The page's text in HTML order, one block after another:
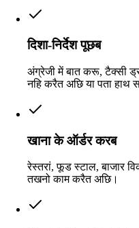
दिशा-निर्देश पूछब
अंग्रेजी में बात करू, टैक्सी
नहि करैत अछि या पता हाथ
खाना के ऑर्डर करब
रेस्तरां, फूड स्टाल, बाजार
तखनो काम करैत अछि।